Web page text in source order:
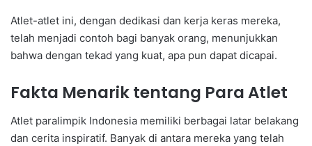
Atlet-atlet ini, dengan dedikasi dan kerja keras mereka,
telah menjadi contoh bagi banyak orang, menunjukkan
bahwa dengan tekad yang kuat, apa pun dapat dicapai.
Fakta Menarik tentang Para Atlet
Atlet paralimpik Indonesia memiliki berbagai latar belakang
dan cerita inspiratif. Banyak di antara mereka yang telah